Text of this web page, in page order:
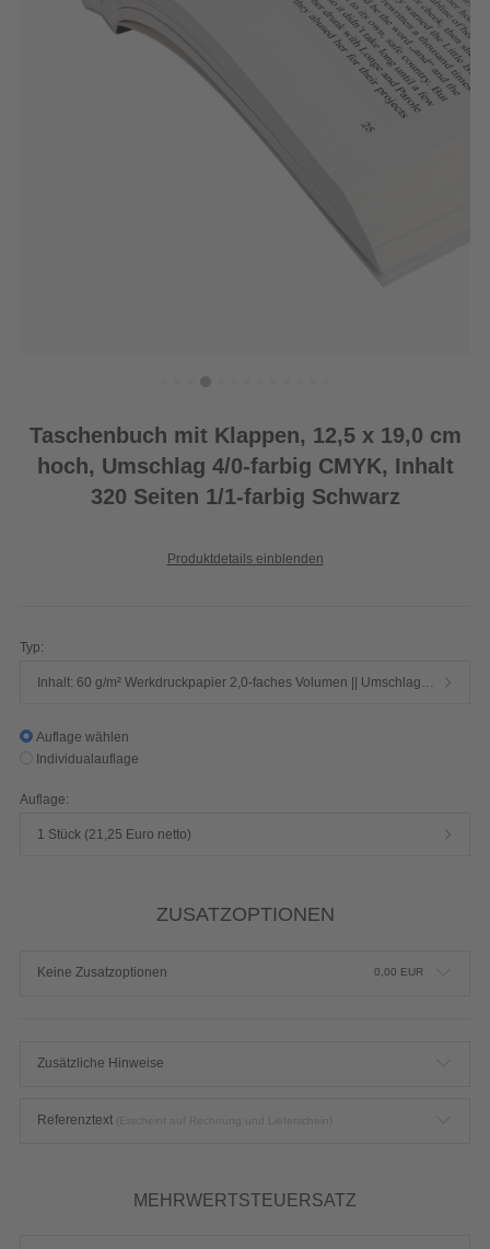
Taschenbuch mit Klappen, 12,5 x 19,0 cm
hoch, Umschlag 4/0-farbig CMYK, Inhalt
320 Seiten 1/1-farbig Schwarz
Produktdetails einblenden
Typ:
Auflage wählen
Individualauflage
Auflage:
1 Stück (21,25 Euro netto)
ZUSATZOPTIONEN
Keine Zusatzoptionen 0,00 EUR
Zusätzliche Hinweise
Referenztext
MEHRWERTSTEUERSATZ